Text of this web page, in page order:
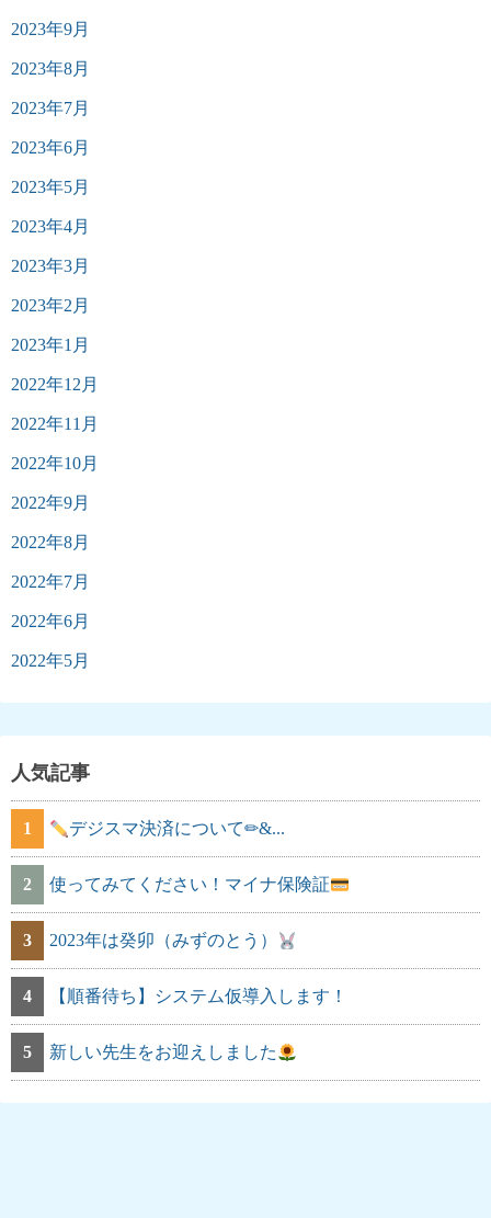
2023年9月
2023年8月
2023年7月
2023年6月
2023年5月
2023年4月
2023年3月
2023年2月
2023年1月
2022年12月
2022年11月
2022年10月
2022年9月
2022年8月
2022年7月
2022年6月
2022年5月
人気記事
1 デジスマ決済について✏&...
2 使ってみてください！マイナ保険証
3 2023年は癸卯（みずのとう）
4 【順番待ち】システム仮導入します！
5 新しい先生をお迎えしました